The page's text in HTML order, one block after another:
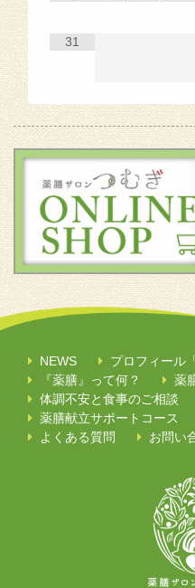
31
NEWS
プロフィール
『薬膳』って何？
薬
体調不安と食事のご相談
薬膳献立サポートコース
よくある質問
お問い